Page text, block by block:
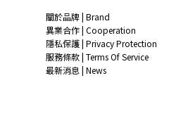
關於品牌 | Brand
異業合作 | Cooperation
隱私保護 | Privacy Protection
服務條款 | Terms Of Service
最新消息 | News